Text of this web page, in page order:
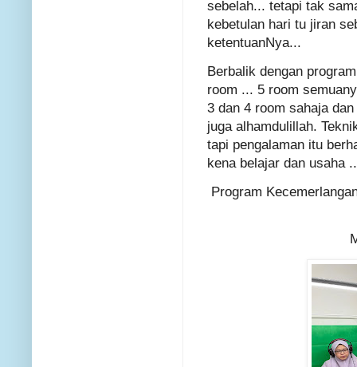
sebelah... tetapi tak
kebetulan hari tu jiran
ketentuanNya...
Berbalik dengan
room ... 5 room
3 dan 4 room sahaja
juga alhamdulillah.
tapi pengalaman itu
kena belajar dan usaha
Program